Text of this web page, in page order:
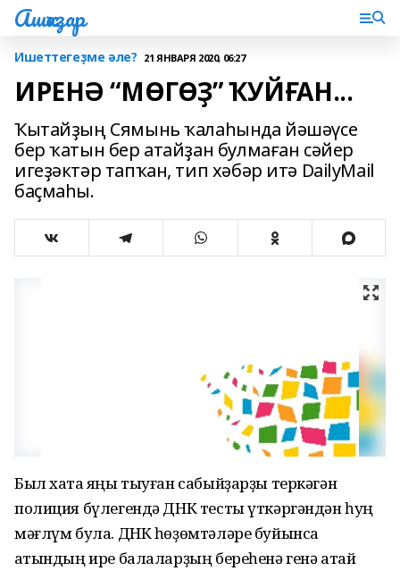
Ашҡаҙар
Ишеттегеҙме әле? 21 ЯНВАРЯ 2020, 06:27
ИРЕНӘ “МӨГӨҘ” ҠУЙҒАН...
Ҡытайҙың Сямынь ҡалаһында йәшәүсе
бер ҡатын бер атайҙан булмаған сәйер
игеҙәктәр тапҡан, тип хәбәр итә DailyMail
баҫмаһы.
Был хаҡта яңы тыуған сабыйҙарҙы теркәгән
полиция бүлегендә ДНК тесты үткәргәндән һуң
мәғлүм була. ДНК һөҙөмтәләре буйынса
ҡатындың ире балаларҙың береһенә генә атай